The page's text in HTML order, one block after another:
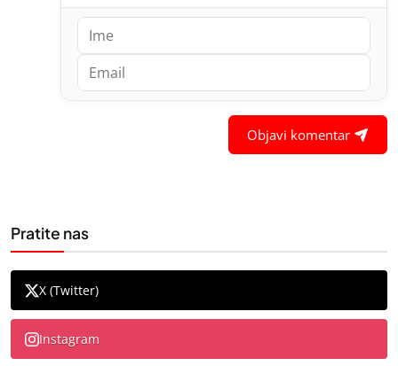
Objavi komentar
Pratite nas
X (Twitter)
Instagram